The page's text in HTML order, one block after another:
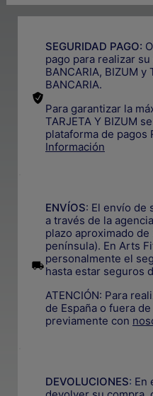
SEGURIDAD PAGO:
pago para realizar su
BANCARIA, BIZUM y
BANCARIA.
Para garantizar la
TARJETA Y BIZUM
plataforma de pagos
Información
ENVÍOS: El envío de
a través de la
plazo aproximado
península). En Arts
personalmente el
hasta estar seguros
ATENCIÓN: Para
de España o fuera
previamente con
DEVOLUCIONES: En